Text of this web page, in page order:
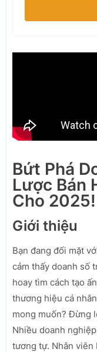
Bứt Phá
Lược Bán
Cho 2025!
Giới thiệu
Bạn đang đối mặt
cảm thấy doanh số
hoay tìm cách tạo
thương hiệu cá
mong muốn? Đừng
Nhiều doanh
tương tự. Nhân viên